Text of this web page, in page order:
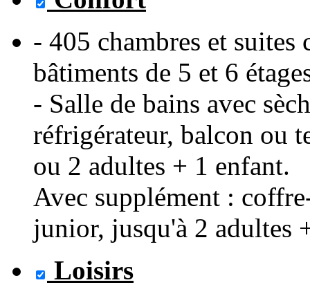
- 405 chambres et suites
bâtiments de 5 et 6
- Salle de bains avec
réfrigérateur, balcon ou
ou 2 adultes + 1 enfant.
Avec supplément :
junior, jusqu'à 2 adultes
Loisirs